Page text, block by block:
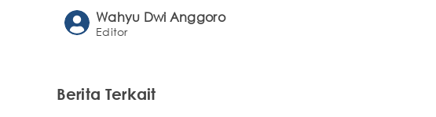
Wahyu Dwi Anggoro
Editor
Berita Terkait